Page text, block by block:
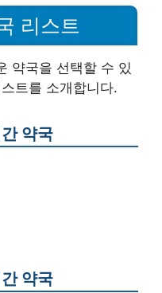
리스트
약국을 선택할 수 있
트를 소개합니다.
약국
약국